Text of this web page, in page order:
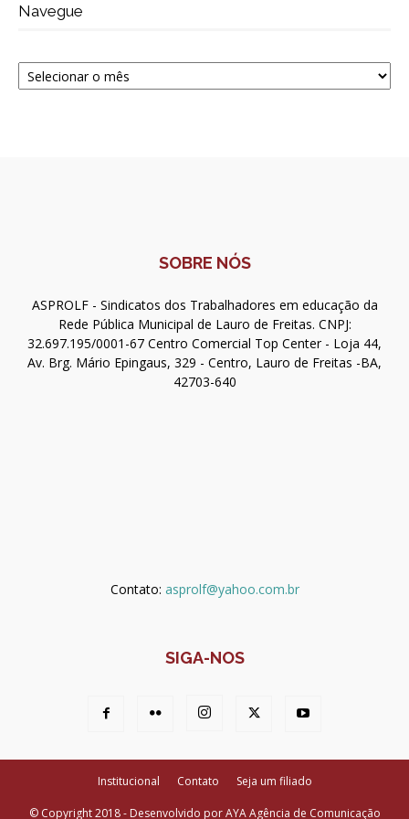
Navegue
Navegue
SOBRE NÓS
ASPROLF - Sindicatos dos Trabalhadores em educação da
Rede Pública Municipal de Lauro de Freitas. CNPJ:
32.697.195/0001-67 Centro Comercial Top Center - Loja 44,
Av. Brg. Mário Epingaus, 329 - Centro, Lauro de Freitas -BA,
42703-640
Contato: asprolf@yahoo.com.br
SIGA-NOS
Institucional Contato Seja um filiado
© Copyright 2018 - Desenvolvido por AYA Agência de Comunicação